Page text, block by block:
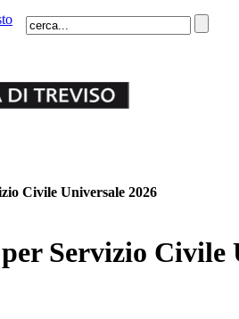
Civile Universale 2026
Servizio Civile